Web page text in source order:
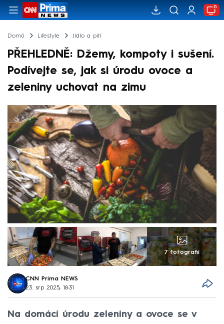
Domů Lifestyle Jídlo a pití
PŘEHLEDNĚ: Džemy, kompoty i sušení.
Podívejte se, jak si úrodu ovoce a
zeleniny uchovat na zimu
7 fotografií
CNN Prima NEWS
23. srp 2025, 18:31
Na domácí úrodu zeleniny a ovoce se v